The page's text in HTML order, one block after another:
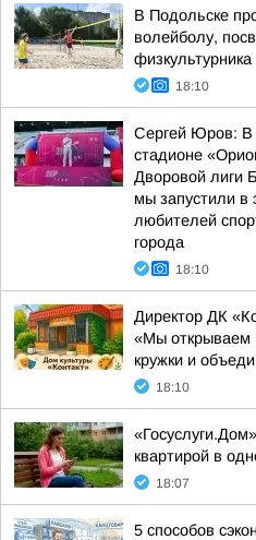
В Подольске
волейболу,
физкультурника
18:10
Сергей Юров: В
стадионе
Дворовой лиги
мы запустили в
любителей
города
18:10
Директор ДК
«Мы открываем
кружки и
18:10
квартирой в
18:07
5 способов